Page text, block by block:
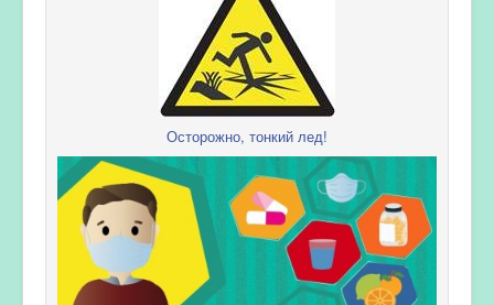
Осторожно, тонкий лед!